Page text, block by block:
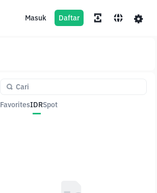
Masuk Daftar
FavoritesIDRSpot